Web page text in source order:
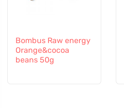
Bombus Raw energy
Orange&cocoa
beans 50g